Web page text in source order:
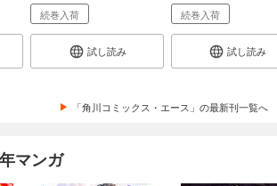
続巻入荷
試し読み
続巻入荷
試し読み
「角川コミックス・エース」の最新刊一覧へ
マンガ